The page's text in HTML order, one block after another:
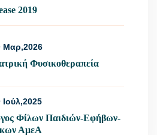
2019
Μαρ,2026
Φυσικοθεραπεία
Ιούλ,2025
Φίλων Παιδιών-Εφήβων-
ΑμεΑ